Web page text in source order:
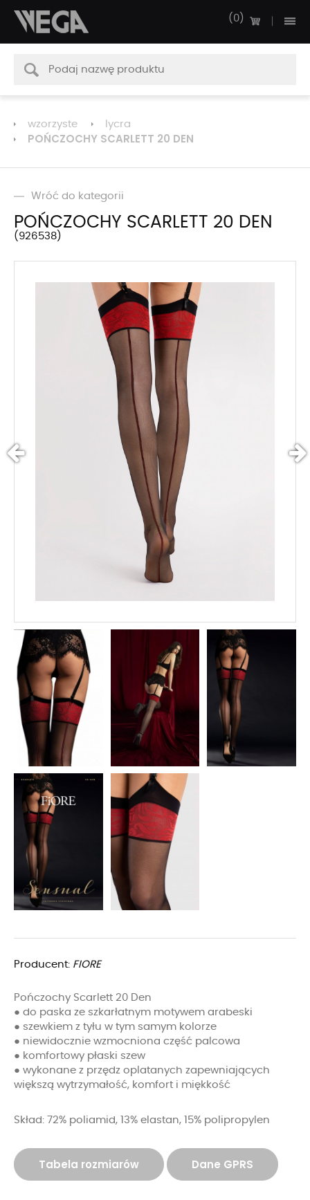
0
wzorzyste lycra
POŃCZOCHY SCARLETT 20 DEN
Wróć do kategorii
POŃCZOCHY SCARLETT 20 DEN
926538
Producent: FIORE
Pończochy Scarlett 20 Den
● do paska ze szkarłatnym motywem arabeski
● szewkiem z tyłu w tym samym kolorze
● niewidocznie wzmocniona część palcowa
● komfortowy płaski szew
● wykonane z przędz oplatanych zapewniających
większą wytrzymałość, komfort i miękkość
Skład: 72% poliamid, 13% elastan, 15% polipropylen
Tabela rozmiarów Dane GPRS